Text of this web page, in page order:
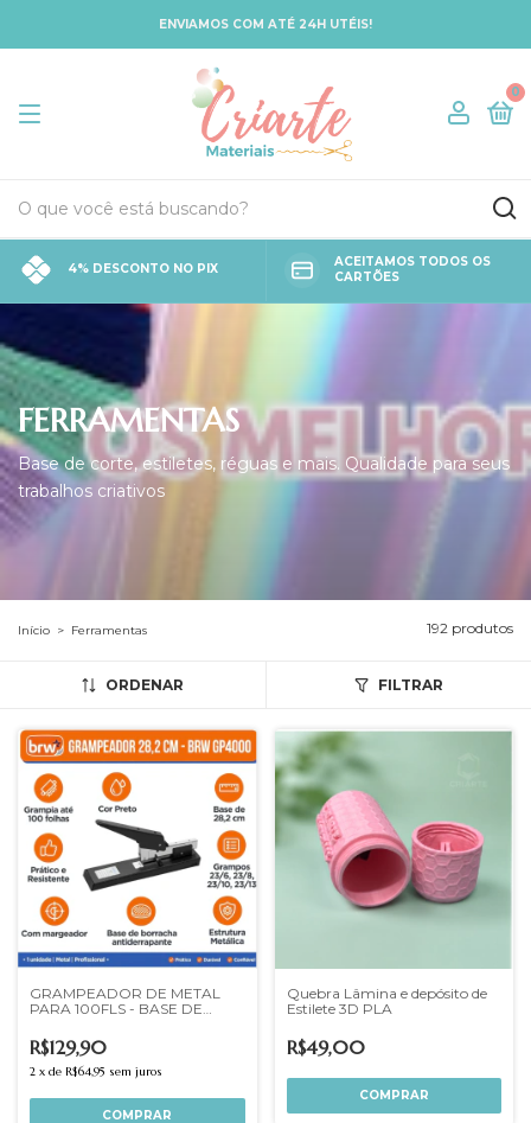
ENVIAMOS COM ATÉ 24H UTÉIS!
0
4% DESCONTO NO PIX
ACEITAMOS TODOS OS
CARTÕES
FERRAMENTAS
Base de corte, estiletes, réguas e mais. Qualidade para seus
trabalhos criativos
Início > Ferramentas 192 produtos
ORDENAR FILTRAR
GRAMPEADOR DE METAL
PARA 100FLS - BASE DE
R$129,90
2 x de R$64,95 sem juros
Quebra Lâmina e depósito de
Estilete 3D PLA
R$49,00